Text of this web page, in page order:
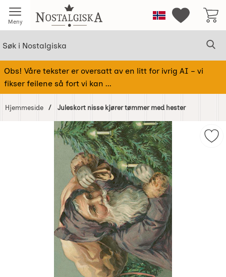
Meny Startsiden for NostalgiskaNorge Mine
Obs! Våre tekster er oversatt av en litt for ivrig AI – vi
fikser feilene så fort vi kan ...
Hjemmeside Juleskort nisse kjører tømmer med hester